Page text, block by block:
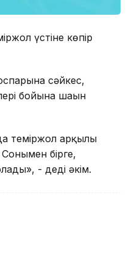
үстіне көпір
сәйкес,
бойына шағын
темiржол арқылы
бірге,
- деді әкім.